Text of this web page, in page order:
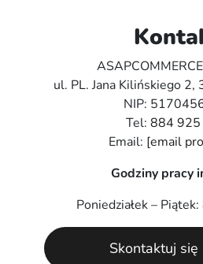
ul. PL. Jana Kilińskiego
NIP:
Tel: 884
Email: [email
Godziny pracy
Poniedziałek –
Skontaktuj się